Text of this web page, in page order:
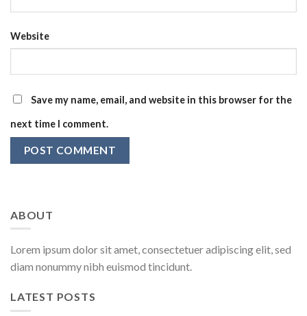
Website
Save my name, email, and website in this browser for the
next time I comment.
ABOUT
Lorem ipsum dolor sit amet, consectetuer adipiscing elit, sed
diam nonummy nibh euismod tincidunt.
LATEST POSTS